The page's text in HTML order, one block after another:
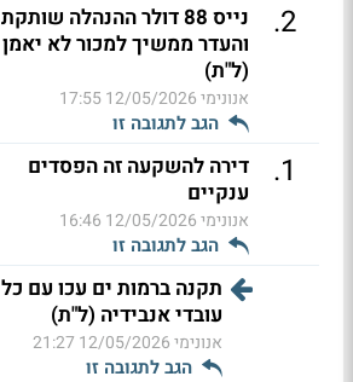
2
.
נייס 88 דולר ההנהלה שותקת
והעדר ממשיך למכור לא יאמן
(ל"ת)
אנונימי12/05/2026 17:55
הגב לתגובה זו
1
.
דירה להשקעה זה הפסדים
ענקיים
אנונימי12/05/2026 16:46
הגב לתגובה זו
תקנה ברמות ים עכו עם כל
עובדי אנבידיה (ל"ת)
אנונימי12/05/2026 21:27
הגב לתגובה זו